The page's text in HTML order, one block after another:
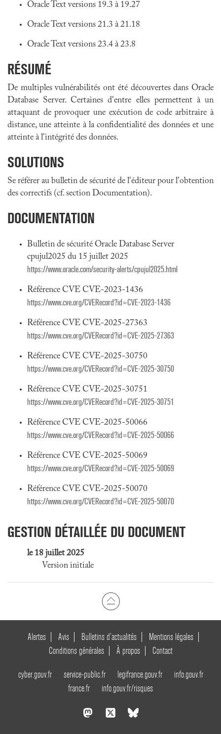
Oracle Text versions 19.3 à 19.27
Oracle Text versions 21.3 à 21.18
Oracle Text versions 23.4 à 23.8
RÉSUMÉ
De multiples vulnérabilités ont été découvertes dans Oracle
Database Server. Certaines d'entre elles permettent à un
attaquant de provoquer une exécution de code arbitraire à
distance, une atteinte à la confidentialité des données et une
atteinte à l'intégrité des données.
SOLUTIONS
Se référer au bulletin de sécurité de l'éditeur pour l'obtention
des correctifs (cf. section Documentation).
DOCUMENTATION
Bulletin de sécurité Oracle Database Server
cpujul2025 du 15 juillet 2025
https://www.oracle.com/security-alerts/cpujul2025.html
Référence CVE CVE-2023-1436
https://www.cve.org/CVERecord?id=CVE-2023-1436
Référence CVE CVE-2025-27363
https://www.cve.org/CVERecord?id=CVE-2025-27363
Référence CVE CVE-2025-30750
https://www.cve.org/CVERecord?id=CVE-2025-30750
Référence CVE CVE-2025-30751
https://www.cve.org/CVERecord?id=CVE-2025-30751
Référence CVE CVE-2025-50066
https://www.cve.org/CVERecord?id=CVE-2025-50066
Référence CVE CVE-2025-50069
https://www.cve.org/CVERecord?id=CVE-2025-50069
Référence CVE CVE-2025-50070
https://www.cve.org/CVERecord?id=CVE-2025-50070
GESTION DÉTAILLÉE DU DOCUMENT
le 18 juillet 2025
Version initiale
Alertes Avis Bulletins d’actualités
Mentions légales
Conditions générales
À propos Contact
cyber.gouv.fr service-public.fr legifrance.gouv.fr
info.gouv.fr
france.fr
info.gouv.fr/risques